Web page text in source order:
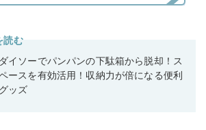
読む
ダイソーでパンパンの下駄箱から脱却！ス
ースを有効活用！収納力が倍になる便利
グッズ